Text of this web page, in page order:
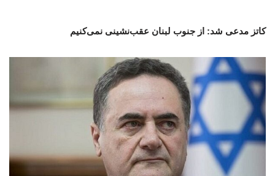
کاتز مدعی شد: از جنوب لبنان عقب‌نشینی نمی‌کنیم